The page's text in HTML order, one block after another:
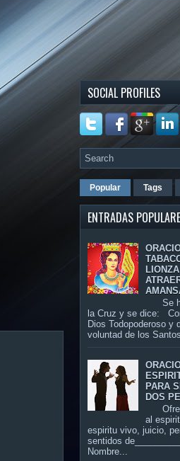
SOCIAL PROFILES
Popular Tags
ENTRADAS
Se
la Cruz y se dice:
Dios Todopoderoso y
voluntad de los
PARA
DOS
al
espiritu vivo, juicio,
sentidos
Nombre...